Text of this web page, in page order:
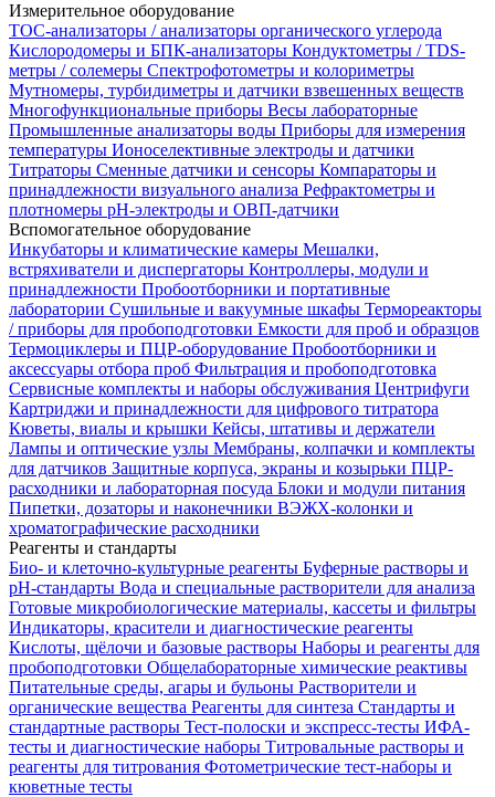
Измерительное оборудование
TOC-анализаторы / анализаторы органического углерода
Кислородомеры и БПК-анализаторы Кондуктометры / TDS-
метры / солемеры Спектрофотометры и колориметры
Мутномеры, турбидиметры и датчики взвешенных веществ
Многофункциональные приборы Весы лабораторные
Промышленные анализаторы воды Приборы для измерения
температуры Ионоселективные электроды и датчики
Титраторы Сменные датчики и сенсоры Компараторы и
принадлежности визуального анализа Рефрактометры и
плотномеры pH-электроды и ОВП-датчики
Вспомогательное оборудование
Инкубаторы и климатические камеры Мешалки,
встряхиватели и диспергаторы Контроллеры, модули и
принадлежности Пробоотборники и портативные
лаборатории Сушильные и вакуумные шкафы Термореакторы
/ приборы для пробоподготовки Емкости для проб и образцов
Термоциклеры и ПЦР-оборудование Пробоотборники и
аксессуары отбора проб Фильтрация и пробоподготовка
Сервисные комплекты и наборы обслуживания Центрифуги
Картриджи и принадлежности для цифрового титратора
Кюветы, виалы и крышки Кейсы, штативы и держатели
Лампы и оптические узлы Мембраны, колпачки и комплекты
для датчиков Защитные корпуса, экраны и козырьки ПЦР-
расходники и лабораторная посуда Блоки и модули питания
Пипетки, дозаторы и наконечники ВЭЖХ-колонки и
хроматографические расходники
Реагенты и стандарты
Био- и клеточно-культурные реагенты Буферные растворы и
pH-стандарты Вода и специальные растворители для анализа
Готовые микробиологические материалы, кассеты и фильтры
Индикаторы, красители и диагностические реагенты
Кислоты, щёлочи и базовые растворы Наборы и реагенты для
пробоподготовки Общелабораторные химические реактивы
Питательные среды, агары и бульоны Растворители и
органические вещества Реагенты для синтеза Стандарты и
стандартные растворы Тест-полоски и экспресс-тесты ИФА-
тесты и диагностические наборы Титровальные растворы и
реагенты для титрования Фотометрические тест-наборы и
кюветные тесты